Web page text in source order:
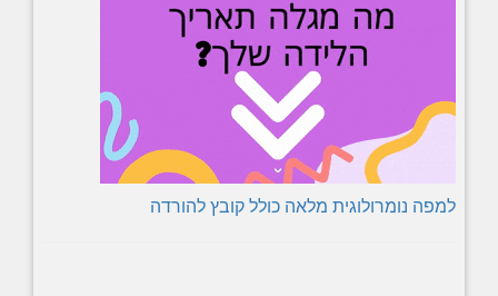
למפה נומרולוגית מלאה כולל קובץ להורדה